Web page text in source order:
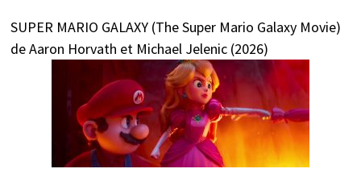
SUPER MARIO GALAXY (The Super Mario Galaxy Movie)
de Aaron Horvath et Michael Jelenic (2026)